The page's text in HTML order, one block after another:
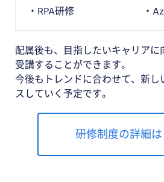
RPA研修
配属後も、目指したいキャリアに
受講することができます。
今後もトレンドに合わせて、新し
スしていく予定です。
研修制度の詳細